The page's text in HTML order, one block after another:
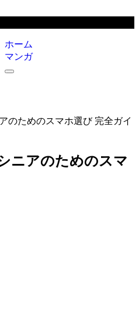
ホーム
マンガ
のためのスマホ選び 完全ガイ
ニアのためのスマ